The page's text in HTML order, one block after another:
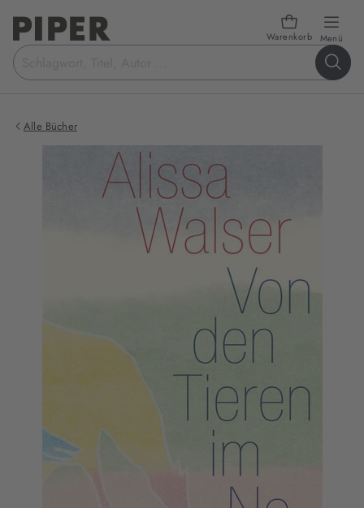
Warenkorb Menü
Suchbegriff
eingeben
Alle Bücher